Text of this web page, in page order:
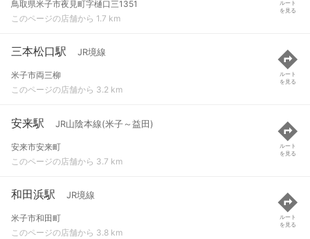
鳥取県米子市夜見町字樋口三1351
このページの店舗から 1.7 km
ルート
を見る
三本松口駅 JR境線
米子市両三柳
このページの店舗から 3.2 km
ルート
を見る
安来駅 JR山陰本線(米子～益田)
安来市安来町
このページの店舗から 3.7 km
ルート
を見る
和田浜駅 JR境線
米子市和田町
このページの店舗から 3.8 km
ルート
を見る